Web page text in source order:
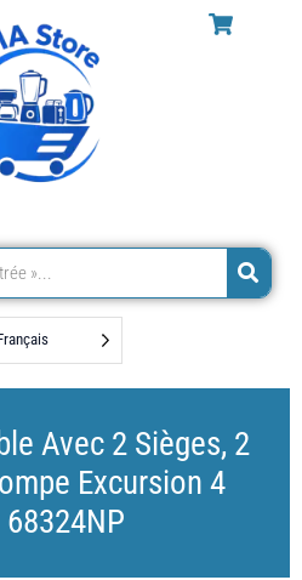
Avec 2 Sièges, 2
Excursion 4